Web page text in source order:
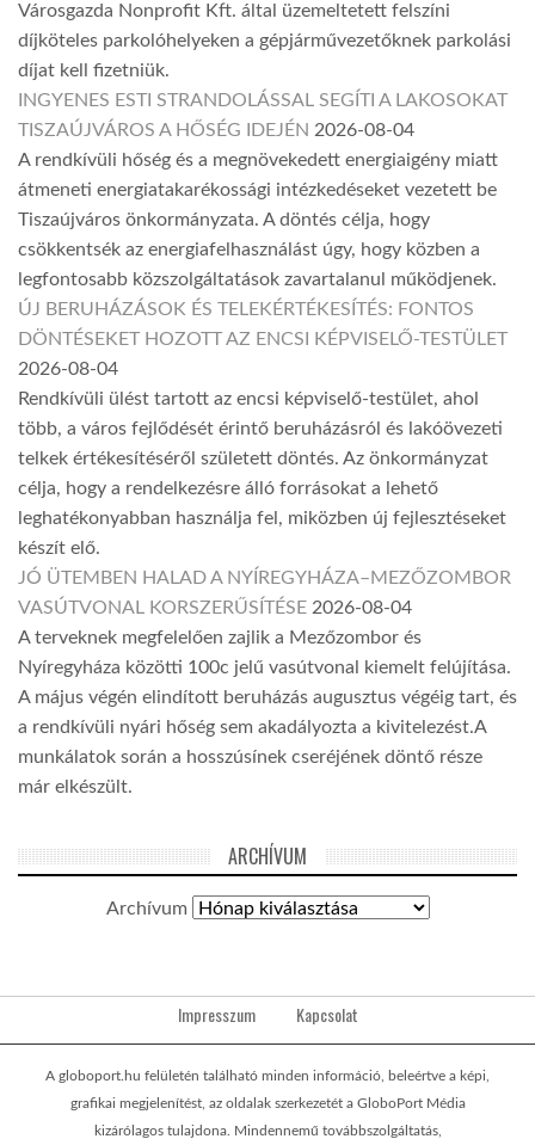
Városgazda Nonprofit Kft. által üzemeltetett felszíni
díjköteles parkolóhelyeken a gépjárművezetőknek parkolási
díjat kell fizetniük.
INGYENES ESTI STRANDOLÁSSAL SEGÍTI A LAKOSOKAT
TISZAÚJVÁROS A HŐSÉG IDEJÉN 2026-08-04
A rendkívüli hőség és a megnövekedett energiaigény miatt
átmeneti energiatakarékossági intézkedéseket vezetett be
Tiszaújváros önkormányzata. A döntés célja, hogy
csökkentsék az energiafelhasználást úgy, hogy közben a
legfontosabb közszolgáltatások zavartalanul működjenek.
ÚJ BERUHÁZÁSOK ÉS TELEKÉRTÉKESÍTÉS: FONTOS
DÖNTÉSEKET HOZOTT AZ ENCSI KÉPVISELŐ-TESTÜLET
2026-08-04
Rendkívüli ülést tartott az encsi képviselő-testület, ahol
több, a város fejlődését érintő beruházásról és lakóövezeti
telkek értékesítéséről született döntés. Az önkormányzat
célja, hogy a rendelkezésre álló forrásokat a lehető
leghatékonyabban használja fel, miközben új fejlesztéseket
készít elő.
JÓ ÜTEMBEN HALAD A NYÍREGYHÁZA–MEZŐZOMBOR
VASÚTVONAL KORSZERŰSÍTÉSE 2026-08-04
A terveknek megfelelően zajlik a Mezőzombor és
Nyíregyháza közötti 100c jelű vasútvonal kiemelt felújítása.
A május végén elindított beruházás augusztus végéig tart, és
a rendkívüli nyári hőség sem akadályozta a kivitelezést.A
munkálatok során a hosszúsínek cseréjének döntő része
már elkészült.
ARCHÍVUM
Archívum
Impresszum Kapcsolat
A globoport.hu felületén található minden információ, beleértve a képi,
grafikai megjelenítést, az oldalak szerkezetét a GloboPort Média
kizárólagos tulajdona. Mindennemű továbbszolgáltatás,